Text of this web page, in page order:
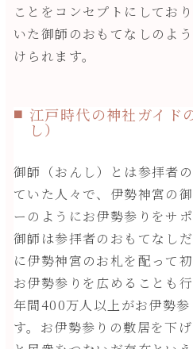
ことをコンセプトにしてお
いた御師のおもてなしのよ
けられます。
江戸時代の神社ガイド
し）
御師（おんし）とは参拝者
ていた人々で、伊勢神宮の
ーのようにお伊勢参りをサ
御師は参拝者のおもてなし
に伊勢神宮のお札を配って
お伊勢参りを広めることも
年間400万人以上がお伊勢
す。お伊勢参りの敷居を下